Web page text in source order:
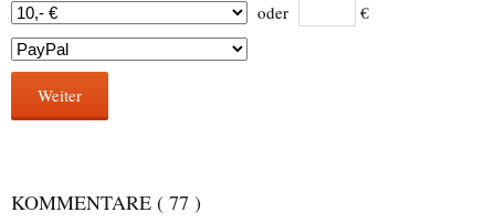
oder
€
Weiter
KOMMENTARE ( 77 )